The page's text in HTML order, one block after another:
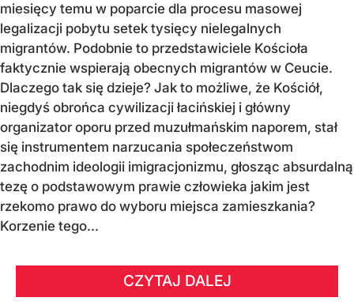
miesięcy temu w poparcie dla procesu masowej
legalizacji pobytu setek tysięcy nielegalnych
migrantów. Podobnie to przedstawiciele Kościoła
faktycznie wspierają obecnych migrantów w Ceucie.
Dlaczego tak się dzieje? Jak to możliwe, że Kościół,
niegdyś obrońca cywilizacji łacińskiej i główny
organizator oporu przed muzułmańskim naporem, stał
się instrumentem narzucania społeczeństwom
zachodnim ideologii imigracjonizmu, głosząc absurdalną
tezę o podstawowym prawie człowieka jakim jest
rzekomo prawo do wyboru miejsca zamieszkania?
Korzenie tego...
CZYTAJ DALEJ